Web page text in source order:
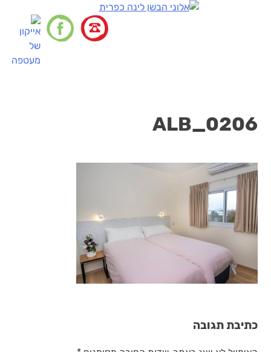
ALB_0206
כתיבת תגובה